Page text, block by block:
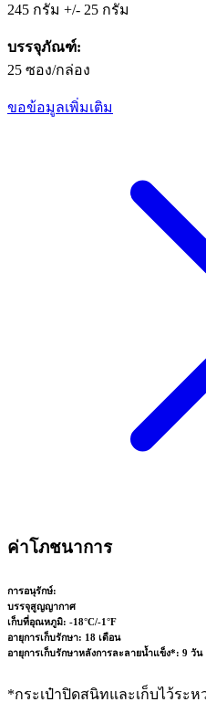
245 กรัม +/- 25 กรัม
บรรจุภัณฑ์:
25 ซอง/กล่อง
ขอข้อมูลเพิ่มเติม
ค่าโภชนาการ
การอนุรักษ์:
บรรจุสูญญากาศ
เก็บที่อุณหภูมิ: -18°C/-1°F
อายุการเก็บรักษา: 18 เดือน
อายุการเก็บรักษาหลังการละลายน้ำแข็ง*: 9 วัน
*กระเป๋าปิดสนิทและเก็บไว้ระหว่